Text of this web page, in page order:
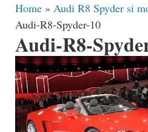
Home » Audi R8 Spyder si
Audi-R8-Spyder-10
Audi-R8-